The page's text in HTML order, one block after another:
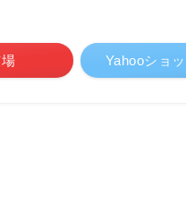
Yahooショ